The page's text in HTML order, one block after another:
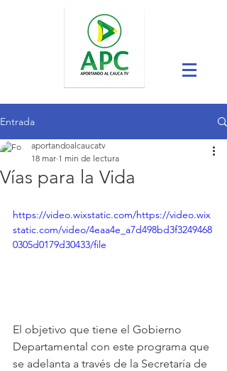
Entrada
Vías para la Vida
aportandoalcaucatv
18 mar 1 min de lectura
https://video.wixstatic.com/https://video.wix
static.com/video/4eaa4e_a7d498bd3f3249468
0305d0179d30433/file
El objetivo que tiene el Gobierno
Departamental con este programa que
se adelanta a través de la Secretaría de